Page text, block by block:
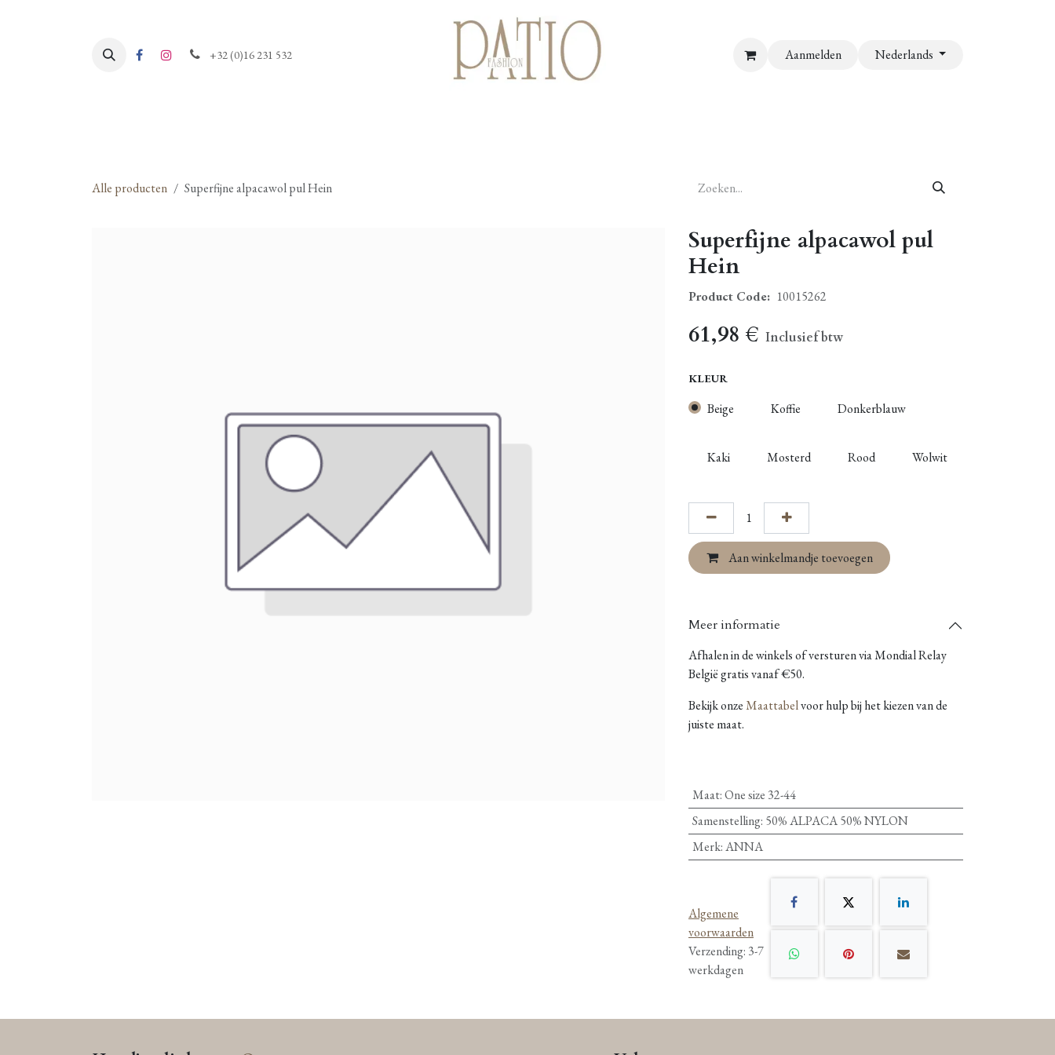
+32 (0)16 231 532 Aanmelden Nederlands
Alle producten Superfijne alpacawol pul Hein
Superfijne alpacawol pul
Hein
Product Code: 10015262
61,98 € Inclusief btw
KLEUR
Beige Koffie Donkerblauw
Kaki Mosterd Rood Wolwit
Aan winkelmandje toevoegen
Meer informatie
Afhalen in de winkels of versturen via Mondial Relay
België gratis vanaf €50.
Bekijk onzeMaattabelvoor hulp bij het kiezen van de
juiste maat.
Maat:One size 32-44
Samenstelling: 50% ALPACA 50% NYLON
Merk:ANNA
Algemene
voorwaarden
Verzending: 3-7
werkdagen